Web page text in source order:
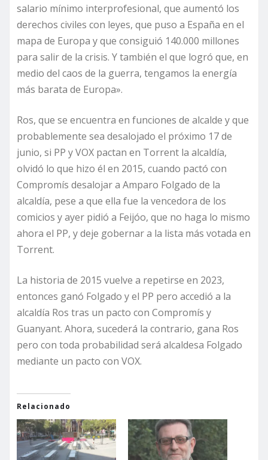
salario mínimo interprofesional, que aumentó los
derechos civiles con leyes, que puso a España en el
mapa de Europa y que consiguió 140.000 millones
para salir de la crisis. Y también el que logró que, en
medio del caos de la guerra, tengamos la energía
más barata de Europa».
Ros, que se encuentra en funciones de alcalde y que
probablemente sea desalojado el próximo 17 de
junio, si PP y VOX pactan en Torrent la alcaldía,
olvidó lo que hizo él en 2015, cuando pactó con
Compromís desalojar a Amparo Folgado de la
alcaldía, pese a que ella fue la vencedora de los
comicios y ayer pidió a Feijóo, que no haga lo mismo
ahora el PP, y deje gobernar a la lista más votada en
Torrent.
La historia de 2015 vuelve a repetirse en 2023,
entonces ganó Folgado y el PP pero accedió a la
alcaldía Ros tras un pacto con Compromís y
Guanyant. Ahora, sucederá la contrario, gana Ros
pero con toda probabilidad será alcaldesa Folgado
mediante un pacto con VOX.
Relacionado